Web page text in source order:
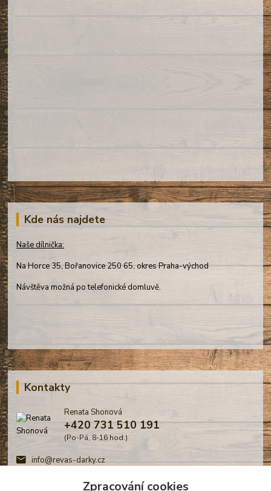
Kde nás najdete
Naše dílnička:
Na Horce 35, Bořanovice 250 65, okres Praha-východ
Návštěva možná po telefonické domluvě.
Kontakty
Renata Shonová
+420 731 510 191
(Po-Pá, 8-16 hod.)
info@revas-darky.cz
Zpracování cookies